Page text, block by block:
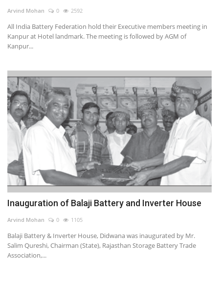
Arvind Mohan 0 2592
All India Battery Federation hold their Executive members meeting in
Kanpur at Hotel landmark. The meeting is followed by AGM of
Kanpur...
Inauguration of Balaji Battery and Inverter House
Arvind Mohan 0 1105
Balaji Battery & Inverter House, Didwana was inaugurated by Mr.
Salim Qureshi, Chairman (State), Rajasthan Storage Battery Trade
Association,...